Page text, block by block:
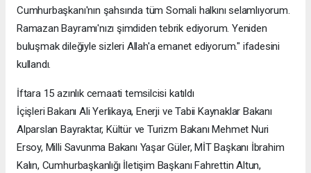
Cumhurbaşkanı'nın şahsında tüm Somali halkını selamlıyorum.
Ramazan Bayramı'nızı şimdiden tebrik ediyorum. Yeniden
buluşmak dileğiyle sizleri Allah'a emanet ediyorum." ifadesini
kullandı.
İftara 15 azınlık cemaati temsilcisi katıldı
İçişleri Bakanı Ali Yerlikaya, Enerji ve Tabii Kaynaklar Bakanı
Alparslan Bayraktar, Kültür ve Turizm Bakanı Mehmet Nuri
Ersoy, Milli Savunma Bakanı Yaşar Güler, MİT Başkanı İbrahim
Kalın, Cumhurbaşkanlığı İletişim Başkanı Fahrettin Altun,